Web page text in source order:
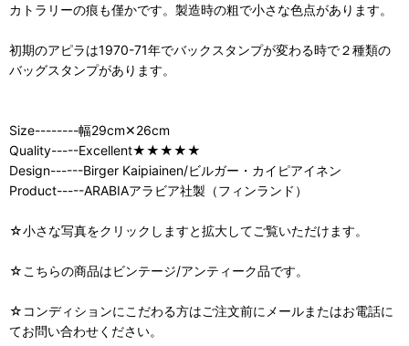
カトラリーの痕も僅かです。製造時の粗で小さな色点があります。
初期のアピラは1970-71年でバックスタンプが変わる時で２種類の
バッグスタンプがあります。
Size--------幅29cm✕26cm
Quality-----Excellent★★★★★
Design------Birger Kaipiainen/ビルガー・カイピアイネン
Product-----ARABIAアラビア社製（フィンランド）
☆小さな写真をクリックしますと拡大してご覧いただけます。
☆こちらの商品はビンテージ/アンティーク品です。
☆コンディションにこだわる方はご注文前にメールまたはお電話に
てお問い合わせください。